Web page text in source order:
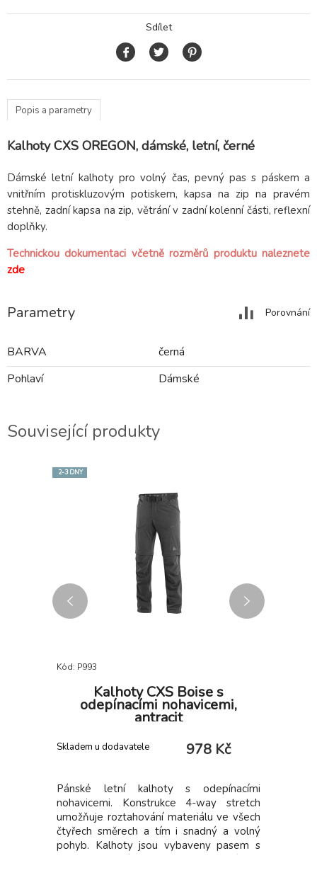
Sdílet
Popis a parametry
Kalhoty CXS OREGON, dámské, letní, černé
Dámské letní kalhoty pro volný čas, pevný pas s páskem a
vnitřním protiskluzovým potiskem, kapsa na zip na pravém
stehně, zadní kapsa na zip, větrání v zadní kolenní části, reflexní
doplňky.
Technickou dokumentaci včetně rozměrů produktu naleznete
zde
Parametry Porovnání
BARVA
černá
Pohlaví
Dámské
Související produkty
2-3 DNY
Kód: P993
Kalhoty CXS Boise s
odepínacími nohavicemi,
antracit
Skladem u dodavatele 978 Kč
Pánské letní kalhoty s odepínacími
nohavicemi. Konstrukce 4-way stretch
umožňuje roztahování materiálu ve všech
čtyřech směrech a tím i snadný a volný
pohyb. Kalhoty jsou vybaveny pasem s